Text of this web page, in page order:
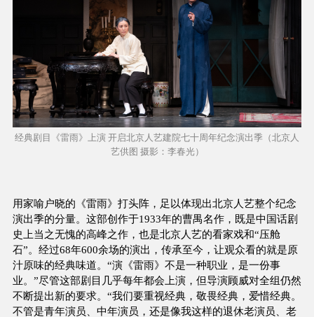
经典剧目《雷雨》上演 开启北京人艺建院七十周年纪念演出季（北京人
艺供图 摄影：李春光）
用家喻户晓的《雷雨》打头阵，足以体现出北京人艺整个纪念
演出季的分量。这部创作于1933年的曹禺名作，既是中国话剧
史上当之无愧的高峰之作，也是北京人艺的看家戏和“压舱
石”。经过68年600余场的演出，传承至今，让观众看的就是原
汁原味的经典味道。“演《雷雨》不是一种职业，是一份事
业。”尽管这部剧目几乎每年都会上演，但导演顾威对全组仍然
不断提出新的要求。“我们要重视经典，敬畏经典，爱惜经典。
不管是青年演员、中年演员，还是像我这样的退休老演员、老